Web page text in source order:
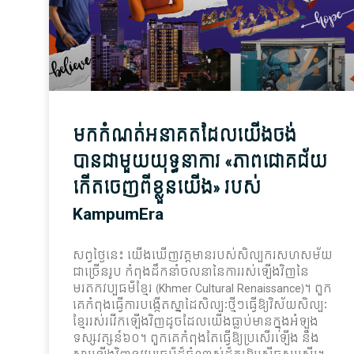
មកកំណត់អនាគតដែលយើងចង់
បានជាមួយយុទ្ធនាការ «ភាពជោគជ័យ
កើតចេញពីខ្លួនយើង» របស់
KampumEra
សព្វថ្ងៃ​នេះ យើង​ឃើញ​វត្តមាន​របស់​សិល្បករ​សហសម័យ​
ជាច្រើន​រូប កំពុង​ដឹកនាំ​ចលនា​នៃ​ការ​រស់​ឡើងវិញ​នៃ​
មរតក​វប្បធម៌​ខ្មែរ (Khmer Cultural Renaissance)។ ពួក​
គេ​កំពុងធ្វើការ​បង្កើត​ស្នាដៃ​សិល្បៈ​ថ្មីៗធ្វើ​ឱ្យ​វិស័យ​សិល្បៈ​
ខ្មែរ​រស់រវើក​ឡើងវិញ​ដូចដែល​យើង​ធ្លាប់​មាន​ក្នុង​អំ​ឡុង​
ទស្ស​វត្ស​ន៍៦០។ ពួក​គេ​កំពុងតែ​ធ្វើ​ឱ្យ​ប្រសើរ​ឡើង និង​